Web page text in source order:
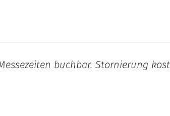
buchbar. Stornierung